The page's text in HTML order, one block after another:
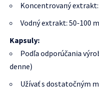
Koncentrovaný extrakt:
Vodný extrakt: 50-100
Kapsuly:
Podľa odporúčania
denne)
Užívať s dostatočným